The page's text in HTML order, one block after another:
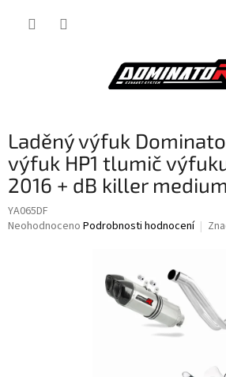
Laděný výfuk
výfuk HP1 tlumič
2016 + dB killer medium
YA065DF
Průměrné
Neohodnoceno Podrobnosti hodnocení